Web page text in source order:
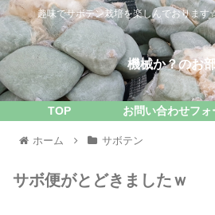
趣味でサボテン栽培を楽しんでおりま
機械か？のお
TOP お問い合わせフォ
ホーム サボテン
サボ便がとどきましたｗ